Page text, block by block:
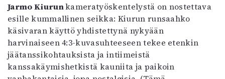
Jarmo Kiurunkameratyöskentelystä on nostettava
esille kummallinen seikka: Kiurun runsaahko
käsivaran käyttö yhdistettynä nykyään
harvinaiseen 4:3-kuvasuhteeseen tekee etenkin
jäätanssikohtauksista ja intiimeistä
kanssakäymishetkistä kauniita ja paikoin